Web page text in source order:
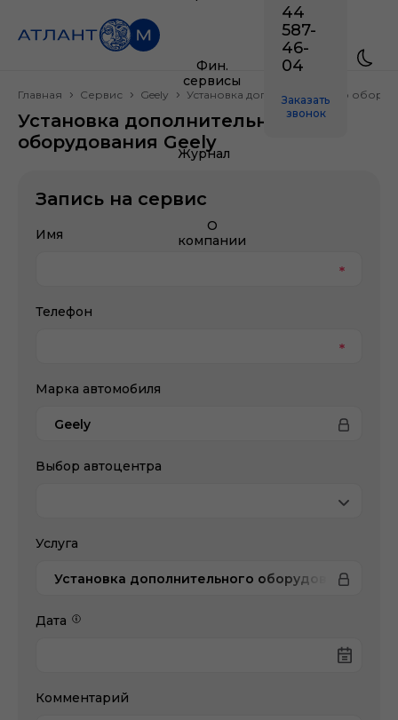
Фин.
сервисы
Журнал
О
компании
44
587-
46-
04
Заказать
звонок
Главная Сервис Geely Установка дополнительного
Установка дополнительного
оборудования Geely
Запись на сервис
Имя
Телефон
Марка автомобиля
Geely
Выбор автоцентра
Услуга
Установка дополнительного оборудования
Дата
Комментарий